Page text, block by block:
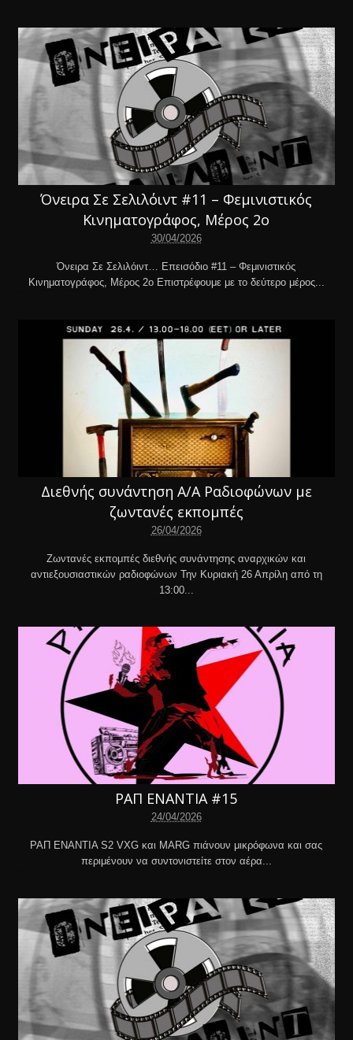
Όνειρα Σε Σελιλόιντ #11 – Φεμινιστικός
Κινηματογράφος, Μέρος 2ο
30/04/2026
Όνειρα Σε Σελιλόιντ… Επεισόδιο #11 – Φεμινιστικός
Κινηματογράφος, Μέρος 2ο Επιστρέφουμε με το δεύτερο μέρος...
Διεθνής συνάντηση Α/Α Ραδιοφώνων με
ζωντανές εκπομπές
26/04/2026
Ζωντανές εκπομπές διεθνής συνάντησης αναρχικών και
αντιεξουσιαστικών ραδιοφώνων Την Κυριακή 26 Απρίλη από τη
13:00...
ΡΑΠ ΕΝΑΝΤΙΑ #15
24/04/2026
ΡΑΠ ΕΝΑΝΤΙΑ S2 VXG και MARG πιάνουν μικρόφωνα και σας
περιμένουν να συντονιστείτε στον αέρα...